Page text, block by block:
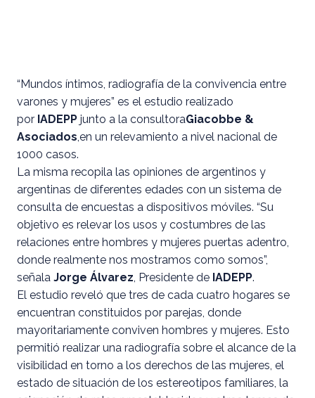
“Mundos íntimos, radiografía de la convivencia entre
varones y mujeres” es el estudio realizado
por IADEPP junto a la consultoraGiacobbe &
Asociados,en un relevamiento a nivel nacional de
1000 casos.
La misma recopila las opiniones de argentinos y
argentinas de diferentes edades con un sistema de
consulta de encuestas a dispositivos móviles. “Su
objetivo es relevar los usos y costumbres de las
relaciones entre hombres y mujeres puertas adentro,
donde realmente nos mostramos como somos”,
señala Jorge Álvarez, Presidente de IADEPP.
El estudio reveló que tres de cada cuatro hogares se
encuentran constituidos por parejas, donde
mayoritariamente conviven hombres y mujeres. Esto
permitió realizar una radiografía sobre el alcance de la
visibilidad en torno a los derechos de las mujeres, el
estado de situación de los estereotipos familiares, la